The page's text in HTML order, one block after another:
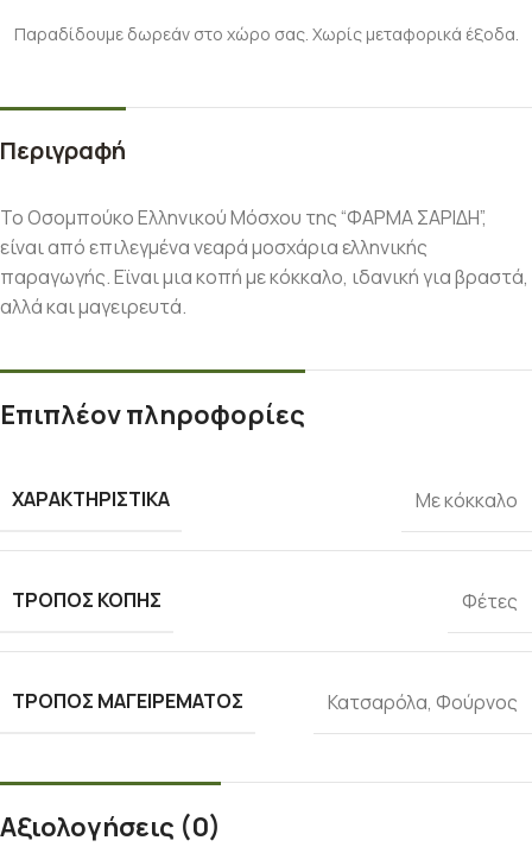
Παραδίδουμε δωρεάν στο χώρο σας. Χωρίς μεταφορικά έξοδα.
Περιγραφή
Το Οσομπούκο Ελληνικού Μόσχου της “ΦΑΡΜΑ ΣΑΡΙΔΗ”,
είναι από επιλεγμένα νεαρά μοσχάρια ελληνικής
παραγωγής. Εϊναι μια κοπή με κόκκαλο, ιδανική για βραστά,
αλλά και μαγειρευτά.
Επιπλέον πληροφορίες
ΧΑΡΑΚΤΗΡΙΣΤΙΚΆ Με κόκκαλο
ΤΡΌΠΟΣ ΚΟΠΉΣ Φέτες
ΤΡΌΠΟΣ ΜΑΓΕΙΡΈΜΑΤΟΣ Κατσαρόλα, Φούρνος
Αξιολογήσεις (0)